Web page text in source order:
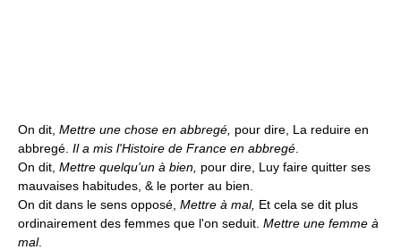
On dit, Mettre une chose en abbregé, pour dire, La reduire en
abbregé. Il a mis l'Histoire de France en abbregé
On dit, Mettre quelqu'un à bien, pour dire, Luy faire quitter ses
mauvaises habitudes, & le porter au bien.
On dit dans le sens opposé, Mettre à mal, Et cela se dit plus
ordinairement des femmes que l'on seduit. Mettre une femme à
mal.